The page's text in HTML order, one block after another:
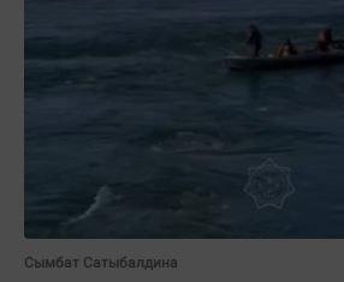
Сымбат Сатыбалдина